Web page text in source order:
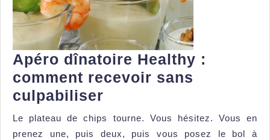
Apéro dînatoire Healthy :
comment recevoir sans
culpabiliser
dînatoire
Healthy
Le plateau de chips tourne. Vous hésitez. Vous en
prenez une, puis deux, puis vous posez le bol à